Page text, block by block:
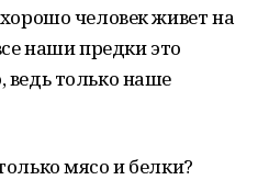
человек живет на
наши предки это
только наше
мясо и белки?